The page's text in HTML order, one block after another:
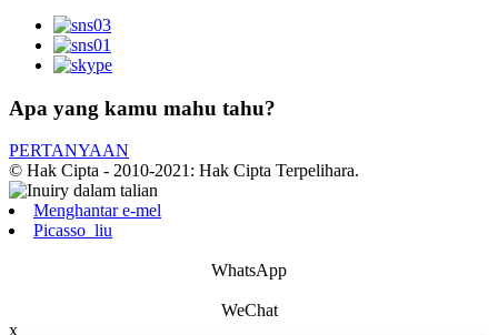
Apa yang kamu mahu tahu?
PERTANYAAN
© Hak Cipta - 2010-2021: Hak Cipta Terpelihara.
Menghantar e-mel
Picasso_liu
WhatsApp
WeChat
x